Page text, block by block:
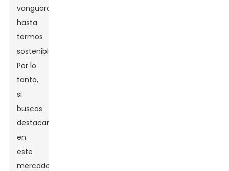
vanguardia
hasta
termos
sostenibles.
Por lo
tanto,
si
buscas
destacar
en
este
mercado